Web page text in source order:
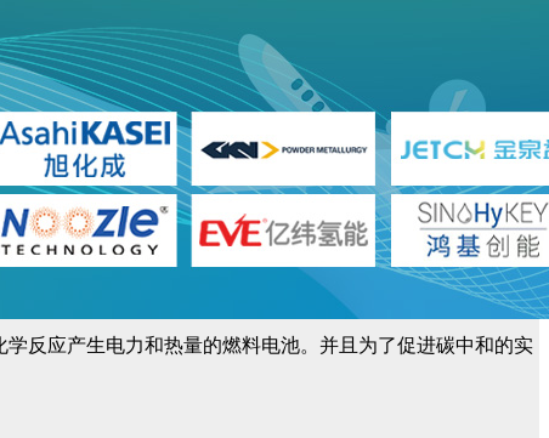
反应产生电力和热量的燃料电池。并且为了促进碳中和的实